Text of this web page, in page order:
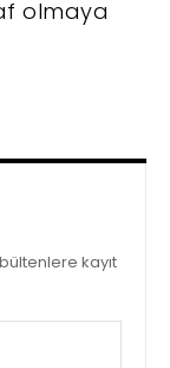
olmaya
kayıt